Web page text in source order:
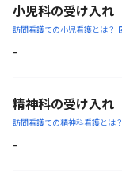
小児科の受け入れ
訪問看護での小児看護とは？
-
精神科の受け入れ
訪問看護での精神科看護とは？
-